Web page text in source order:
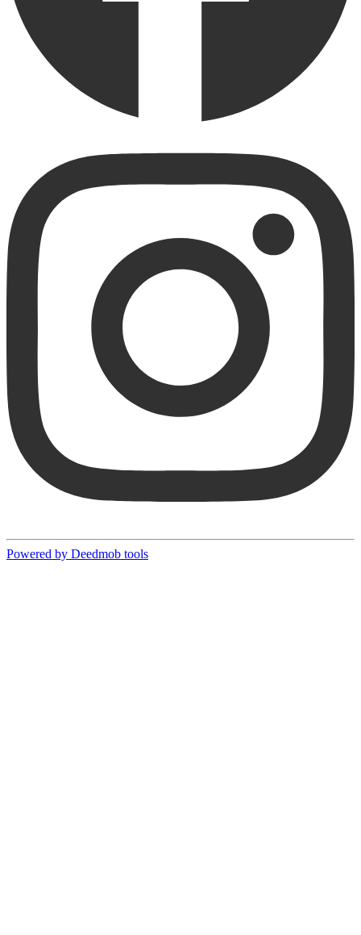
Powered by Deedmob tools